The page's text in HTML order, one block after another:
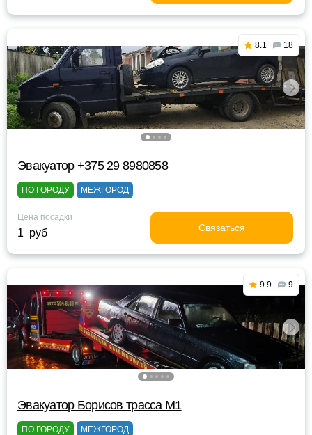
8.1 18
Эвакуатор +375 29 8980858
ПО ГОРОДУ МЕЖГОРОД
Цена посадки
1 руб Связаться
9.9 9
Эвакуатор Борисов трасса М1
ПО ГОРОДУ МЕЖГОРОД